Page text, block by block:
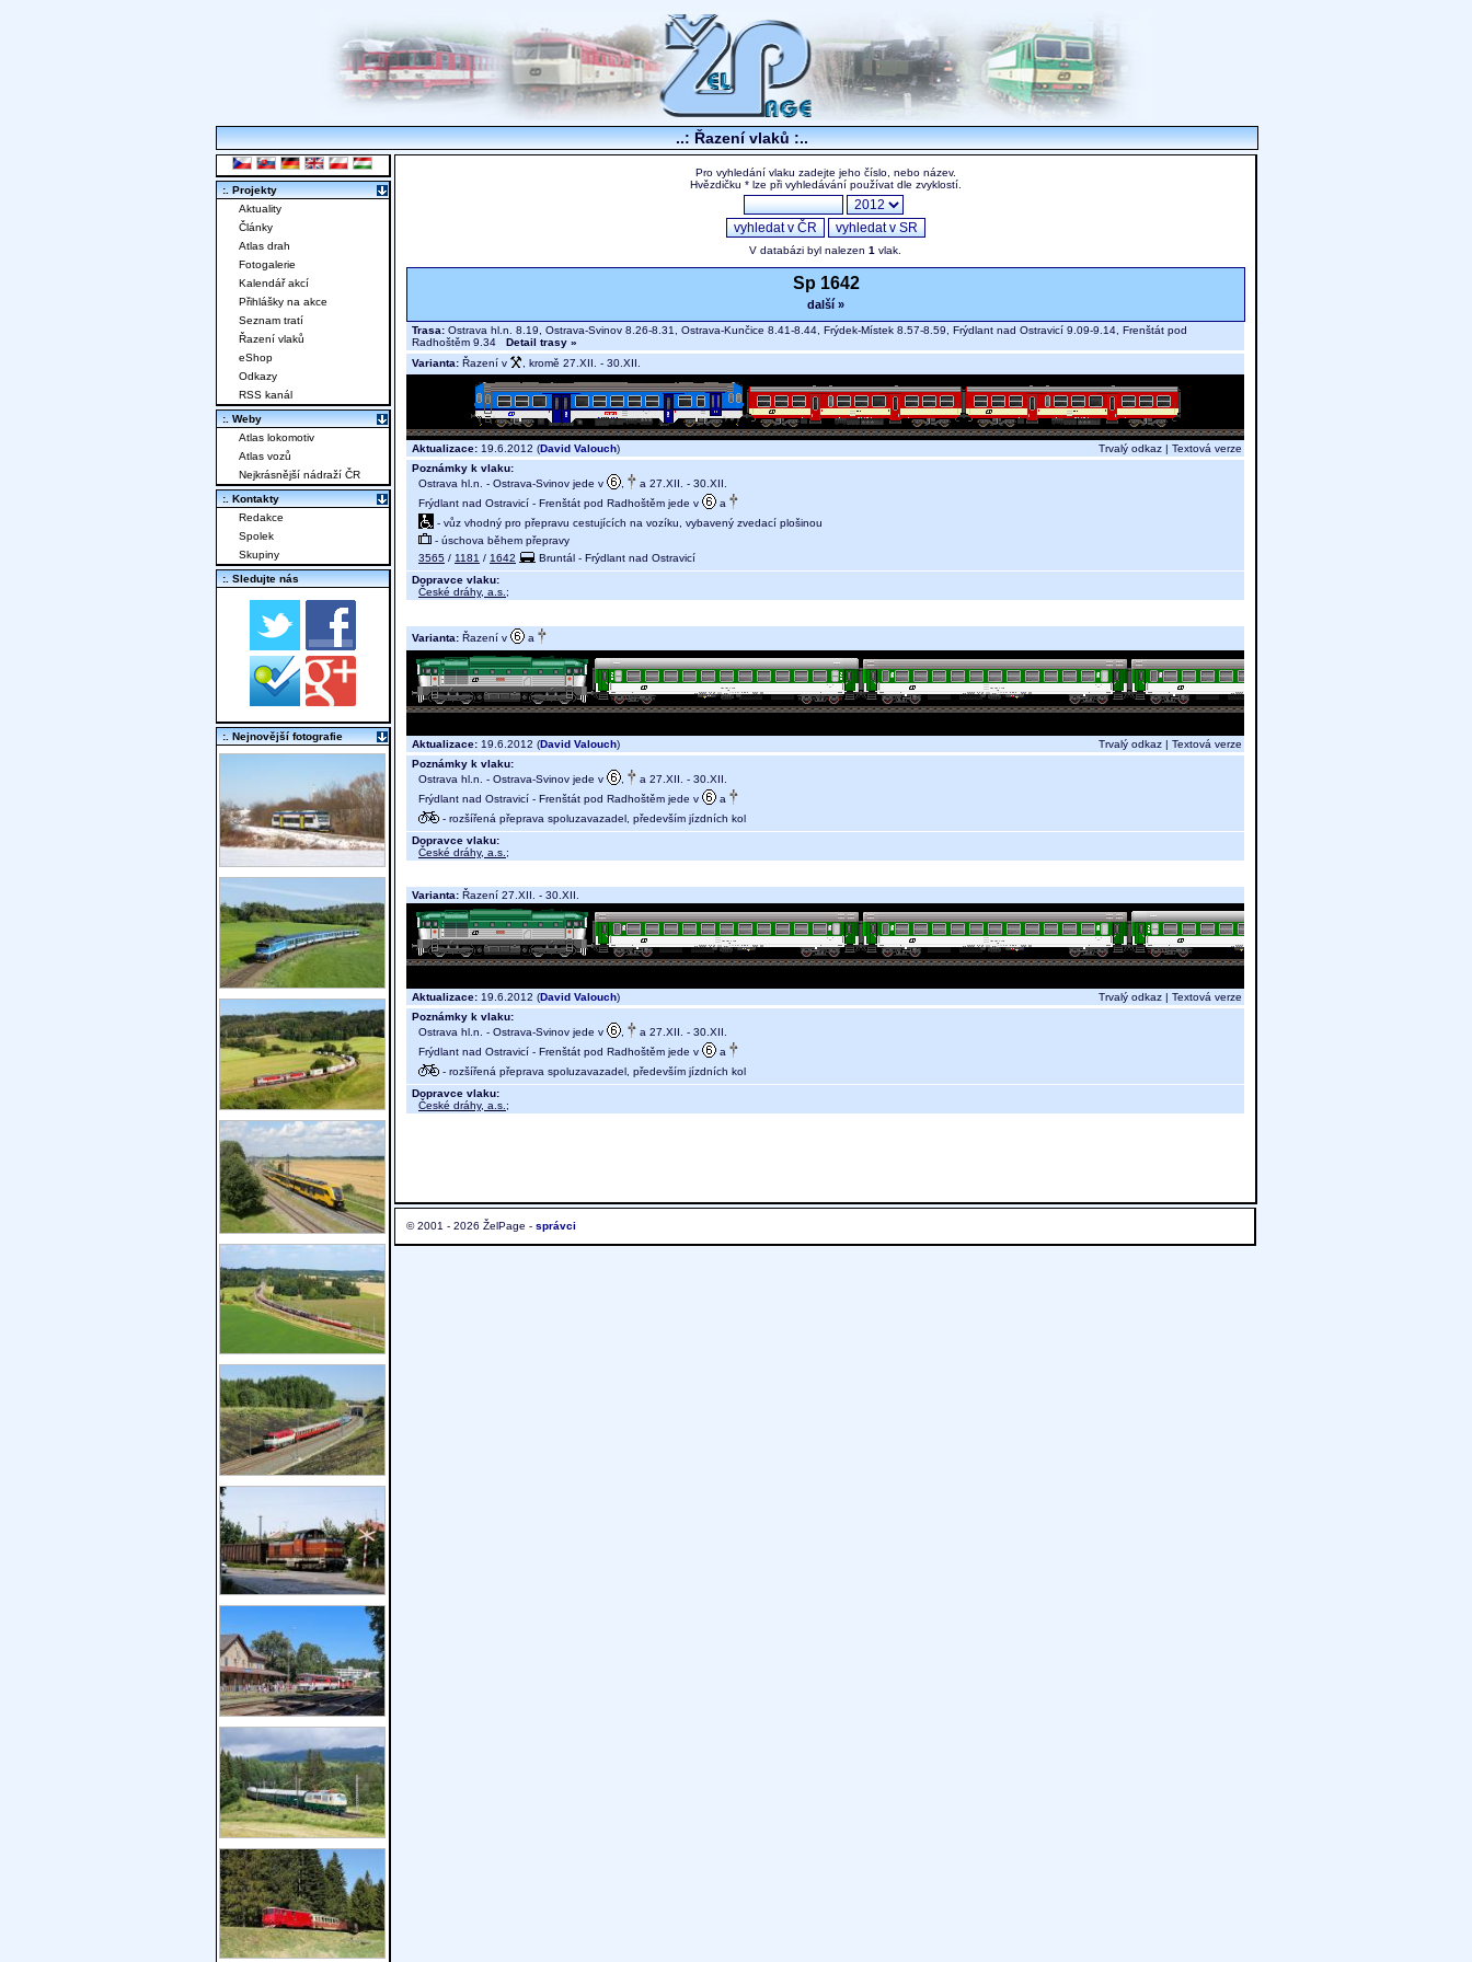
..: Řazení vlaků :..
Pro vyhledání vlaku zadejte jeho číslo, nebo název.
Hvězdičku * lze při vyhledávání používat dle zvyklostí.
V databázi byl nalezen 1 vlak.
Sp 1642
další »
Trasa: Ostrava hl.n. 8.19, Ostrava-Svinov 8.26-8.31, Ostrava-Kunčice 8.41-8.44, Frýdek-Místek 8.57-8.59, Frýdlant nad Ostravicí 9.09-9.14, Frenštát pod
Radhoštěm 9.34 Detail trasy »
Varianta: Řazení v , kromě 27.XII. - 30.XII.
Aktualizace: 19.6.2012 (David Valouch) Trvalý odkaz | Textová verze
Poznámky k vlaku:
Ostrava hl.n. - Ostrava-Svinov jede v
a 27.XII. - 30.XII.
Frýdlant nad Ostravicí - Frenštát pod Radhoštěm jede v
a
- vůz vhodný pro přepravu cestujících na vozíku, vybavený zvedací plošinou
- úschova během přepravy
3565 / 1181 / 1642
Bruntál - Frýdlant nad Ostravicí
Dopravce vlaku:
České dráhy, a.s. ;
Varianta: Řazení v a
Aktualizace: 19.6.2012 (David Valouch) Trvalý odkaz | Textová verze
Poznámky k vlaku:
Ostrava hl.n. - Ostrava-Svinov jede v
a 27.XII. - 30.XII.
Frýdlant nad Ostravicí - Frenštát pod Radhoštěm jede v
a
- rozšířená přeprava spoluzavazadel, především jízdních kol
Dopravce vlaku:
České dráhy, a.s. ;
Varianta: Řazení 27.XII. - 30.XII.
Aktualizace: 19.6.2012 (David Valouch) Trvalý odkaz | Textová verze
Poznámky k vlaku:
Ostrava hl.n. - Ostrava-Svinov jede v
a 27.XII. - 30.XII.
Frýdlant nad Ostravicí - Frenštát pod Radhoštěm jede v
a
- rozšířená přeprava spoluzavazadel, především jízdních kol
Dopravce vlaku:
České dráhy, a.s. ;
© 2001 - 2026 ŽelPage - správci
:. Projekty
Aktuality
Články
Atlas drah
Fotogalerie
Kalendář akcí
Přihlášky na akce
Seznam tratí
Řazení vlaků
eShop
Odkazy
RSS kanál
:. Weby
Atlas lokomotiv
Atlas vozů
Nejkrásnější nádraží ČR
:. Kontakty
Redakce
Spolek
Skupiny
:. Sledujte nás
:. Nejnovější fotografie